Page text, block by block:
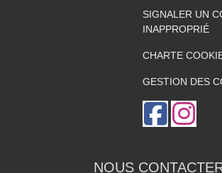
SIGNALER UN
INAPPROPRIÉ
CHARTE
GESTION DES
NOUS